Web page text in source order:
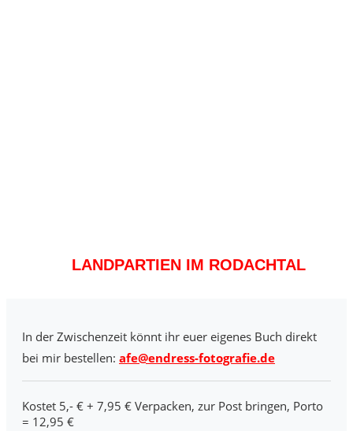
LANDPARTIEN IM RODACHTAL
In der Zwischenzeit könnt ihr euer eigenes Buch direkt
bei mir bestellen: afe@endress-fotografie.de
Kostet 5,- € + 7,95 € Verpacken, zur Post bringen, Porto
= 12,95 €